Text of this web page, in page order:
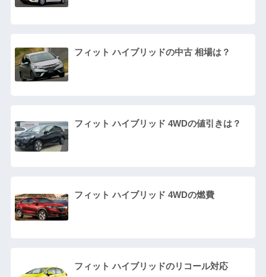
フィット ハイブリッドの中古 相場は？
フィット ハイブリッド 4WDの値引きは？
フィット ハイブリッド 4WDの燃費
フィット ハイブリッドのリコール対応